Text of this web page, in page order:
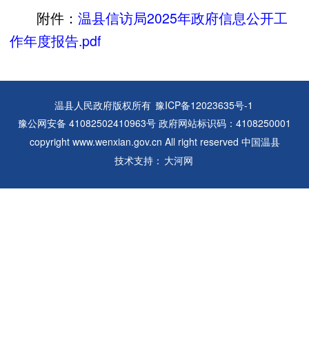
附件：温县信访局2025年政府信息公开工
作年度报告.pdf
温县人民政府版权所有 豫ICP备12023635号-1
豫公网安备 41082502410963号 政府网站标识码：4108250001
copyright www.wenxian.gov.cn All right reserved 中国温县
技术支持： 大河网